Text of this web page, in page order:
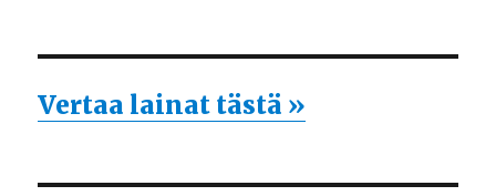
Vertaa lainat tästä »